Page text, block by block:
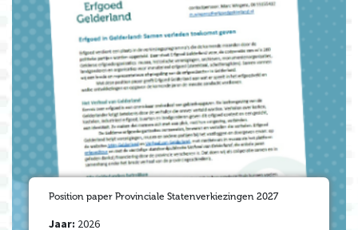
Position paper Provinciale Statenverkiezingen 2027
Jaar: 2026